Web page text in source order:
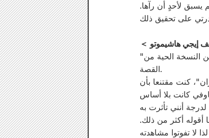
لأحدٍ أن رآها.
"أتساءل عما إذا كان كل شيء سيكون على ما يرام..." كان هذا رد فعلي الأول الصادق عندما سمعت عن النسخة الحية من
القصة.
كنت مقتنعا بأن
لدرجة أنني تأثرت به
أكثر من ذلك.